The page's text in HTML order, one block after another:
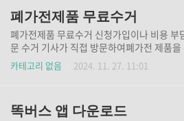
폐가전제품 무료수거
폐가전제품 무료수거 신청가입이나 비용 부
문 수거 기사가 직접 방문하여폐가전 제품
립니다. 무상 수거 서비스 이용 가능일과 지역
시고,지금 바로 신청해 보세요! 무상방문수거
카테고리 없음 2024. 11. 27. 11:01
똑버스 앱 다운로드